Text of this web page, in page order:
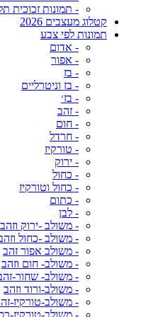
- תמונות זכוכית
קטלוג מעצבים 2026
תמונות לפי צבע
- אדום
- אפור
- בז
- בז וניטרליים
- בז׳
- זהב
- חום
- חרדל
- טורקיז
- ירוק
- כחול
- כחול וטורקיז
- כתום
- לבן
- משולב -ירוק וזהב
- משולב -כחול
- משולב אפור זהב
- משולב- חום וזהב
- משולב- שחור-
- משולב-ורוד וזהב
- משולב-טורקיז-
- משולב-טורקיז-